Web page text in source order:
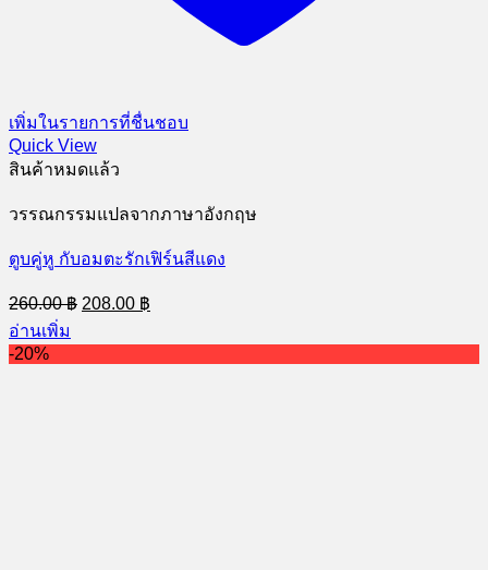
เพิ่มในรายการที่ชื่นชอบ
Quick View
สินค้าหมดแล้ว
วรรณกรรมแปลจากภาษาอังกฤษ
ตูบคู่หู กับอมตะรักเฟิร์นสีแดง
260.00฿ Original
price
260.00 ฿.
208.00 ฿
price
208.00 ฿.
อ่านเพิ่ม
-20%